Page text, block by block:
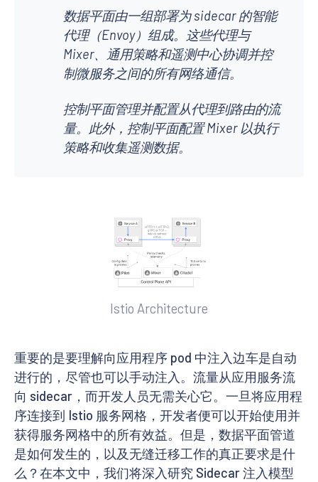
数据平面由一组部署为 sidecar 的智能
代理（Envoy）组成。这些代理与
Mixer、通用策略和遥测中心协调并控
制微服务之间的所有网络通信。
控制平面管理并配置从代理到路由的流
量。此外，控制平面配置 Mixer 以执行
策略和收集遥测数据。
Istio Architecture
重要的是要理解向应用程序 pod 中注入边车是自动
进行的，尽管也可以手动注入。流量从应用服务流
向 sidecar，而开发人员无需关心它。一旦将应用程
序连接到 Istio 服务网格，开发者便可以开始使用并
获得服务网格中的所有效益。但是，数据平面管道
是如何发生的，以及无缝迁移工作的真正要求是什
么？在本文中，我们将深入研究 Sidecar 注入模型